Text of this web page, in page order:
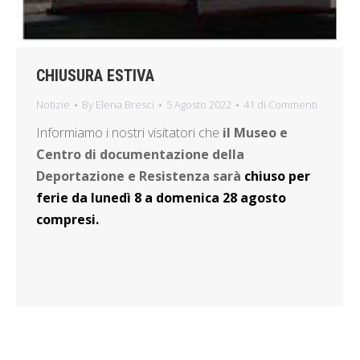
CHIUSURA ESTIVA
Notizie By Elena Bresci 5 Agosto 2022 41 di Commenti
Informiamo i nostri visitatori che il Museo e
Centro di documentazione della
Deportazione e Resistenza sarà chiuso per
ferie da lunedì 8 a domenica 28 agosto
compresi.